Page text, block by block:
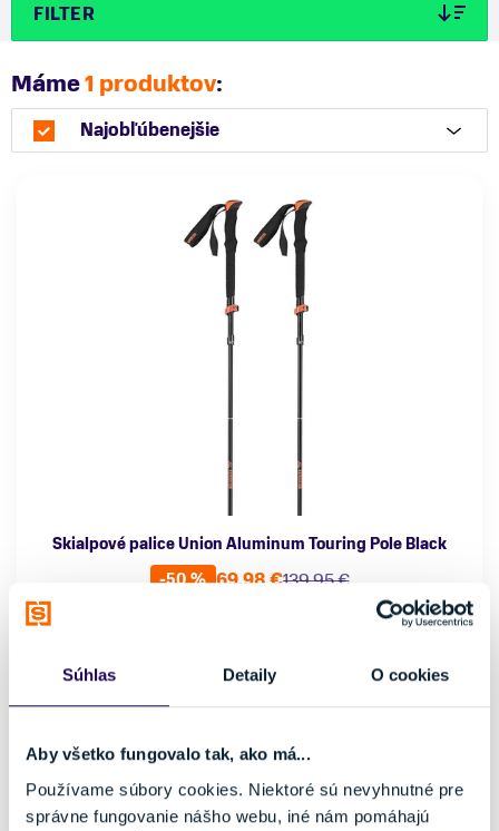
Súhlas Detaily O cookies
Aby všetko fungovalo tak, ako má...
Používame súbory cookies. Niektoré sú nevyhnutné pre
správne fungovanie nášho webu, iné nám pomáhajú
FILTER
Máme1 produktov:
Najobľúbenejšie
Skialpové palice Union Aluminum Touring Pole Black
-50 %
139,95 €
69,98 €
Materiál palice
Farba
Značka
110-135 cm
Skladom - Ihneď k odberu